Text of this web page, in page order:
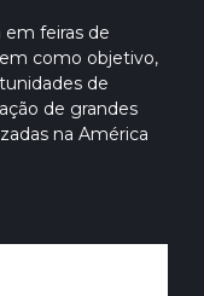
em feiras de
como objetivo,
de
de grandes
na América